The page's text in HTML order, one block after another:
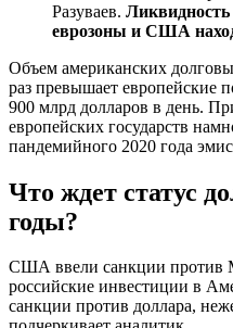
Разуваев.
еврозоны и США
Объем американских
раз превышает европейские
900 млрд долларов в день.
европейских государств
пандемийного 2020 года
Что ждет статус
годы?
США ввели санкции против
российские инвестиции в
санкции против доллара,